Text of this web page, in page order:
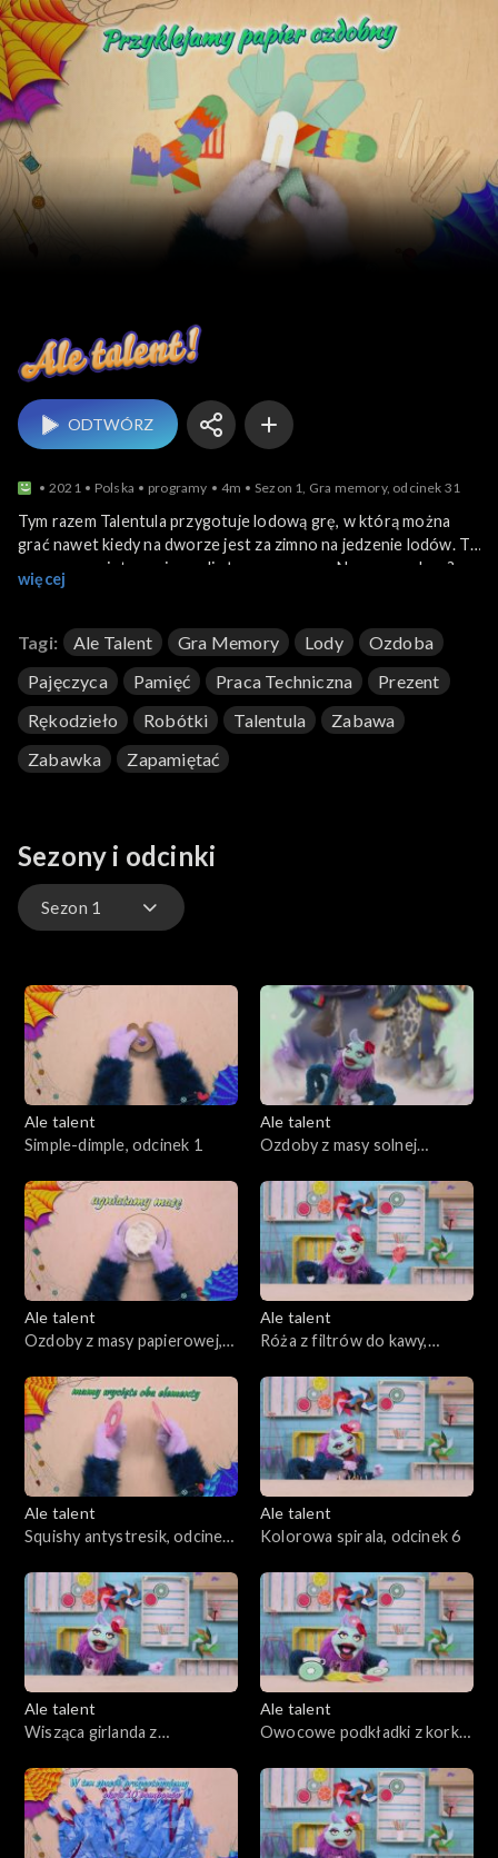
ODTWÓRZ
2021 Polska programy 4m Sezon 1, Gra memory, odcinek 31
Tym razem Talentula przygotuje lodową grę, w którą można
grać nawet kiedy na dworze jest za zimno na jedzenie lodów. To
gra w zapamiętywanie, czyli słynne memory. Na czym polega?
odpowiedź w programie!
więcej
Tagi: Ale Talent Gra Memory Lody
Ozdoba
Pajęczyca
Pamięć Praca Techniczna
Prezent
Rękodzieło
Robótki Talentula
Zabawa
Zabawka
Zapamiętać
Sezony i odcinki
Sezon 1
Ale talent
Simple-dimple, odcinek 1
Ale talent
Ozdoby z masy solnej
Ale talent
Ozdoby z masy papierowej,
Ale talent
Róża z filtrów do kawy,
Ale talent
Squishy antystresik, odcinek
Ale talent
Kolorowa spirala, odcinek 6
Ale talent
Wisząca girlanda z
7
Ale talent
Owocowe podkładki z korka,